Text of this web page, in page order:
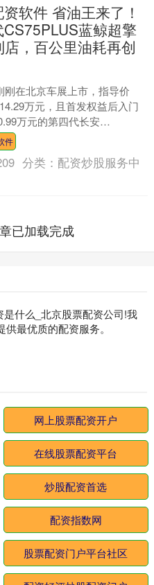
软件 省油王来了！
蓝鲸超擎
店，百公里油耗再创
刚在北京车展上市，指导价
万元，且首发权益后入门
万元的第四代长安
蓝鲸超擎已到店。由于使用
件
分类： 配资炒股服务中
已加载完成
什么_北京股票配资公司!我
最优质的配资服务。
网上股票配资开户
在线股票配资平台
炒股配资首选
配资指数网
股票配资门户平台社区